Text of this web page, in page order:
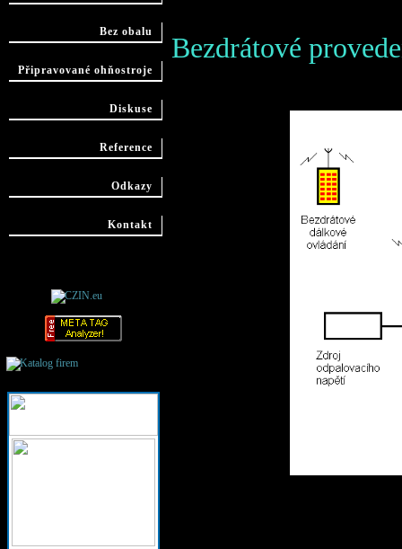
Bez obalu
Připravované ohňostroje
Diskuse
Reference
Odkazy
Kontakt
Bezdrátové